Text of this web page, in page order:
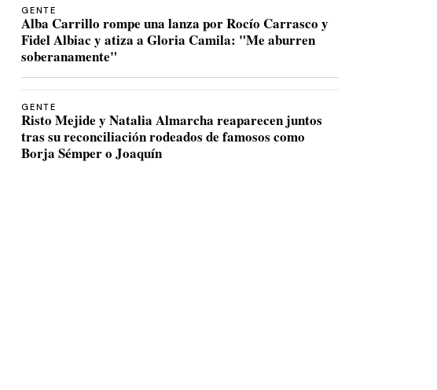
GENTE
Alba Carrillo rompe una lanza por Rocío Carrasco y
Fidel Albiac y atiza a Gloria Camila: "Me aburren
soberanamente"
GENTE
Risto Mejide y Natalia Almarcha reaparecen juntos
tras su reconciliación rodeados de famosos como
Borja Sémper o Joaquín